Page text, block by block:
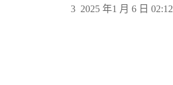
2025 年1 月 6 日 02:12
3